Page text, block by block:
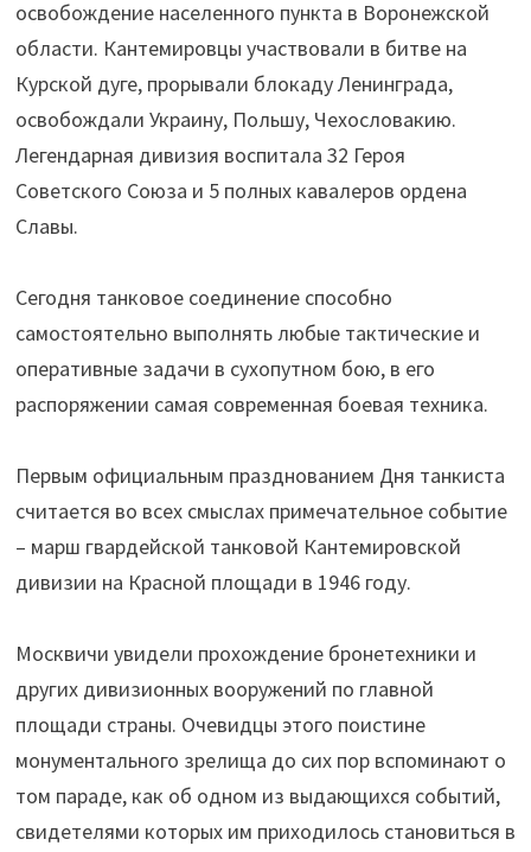
освобождение населенного пункта в Воронежской
области. Кантемировцы участвовали в битве на
Курской дуге, прорывали блокаду Ленинграда,
освобождали Украину, Польшу, Чехословакию.
Легендарная дивизия воспитала 32 Героя
Советского Союза и 5 полных кавалеров ордена
Славы.
Сегодня танковое соединение способно
самостоятельно выполнять любые тактические и
оперативные задачи в сухопутном бою, в его
распоряжении самая современная боевая техника.
Первым официальным празднованием Дня танкиста
считается во всех смыслах примечательное событие
– марш гвардейской танковой Кантемировской
дивизии на Красной площади в 1946 году.
Москвичи увидели прохождение бронетехники и
других дивизионных вооружений по главной
площади страны. Очевидцы этого поистине
монументального зрелища до сих пор вспоминают о
том параде, как об одном из выдающихся событий,
свидетелями которых им приходилось становиться в